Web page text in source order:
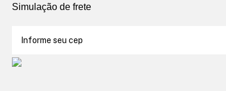
Simulação de frete